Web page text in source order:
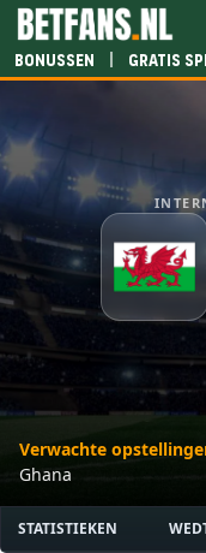
Bonussen | Gratis
Verwachte
Ghana
STATISTIEKEN